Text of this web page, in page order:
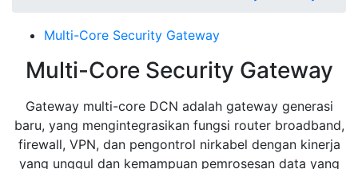
Multi-Core Security Gateway
Multi-Core Security Gateway
Gateway multi-core DCN adalah gateway generasi
baru, yang mengintegrasikan fungsi router broadband,
firewall, VPN, dan pengontrol nirkabel dengan kinerja
yang unggul dan kemampuan pemrosesan data yang